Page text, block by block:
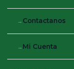
Contactanos
Mi Cuenta